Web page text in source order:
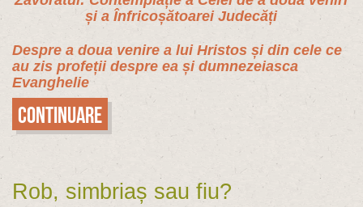
și a Înfricoșătoarei Judecăți
Despre a doua venire a lui Hristos și din cele ce
au zis profeții despre ea și dumnezeiasca
Evanghelie
Continuare
Rob, simbriaș sau fiu?